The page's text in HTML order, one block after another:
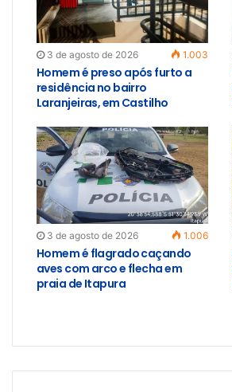
3 de agosto de 2026 1.003
Homem é preso após furto a
residência no bairro
Laranjeiras, em Castilho
3 de agosto de 2026 1.006
Homem é flagrado caçando
aves com arco e flecha em
praia de Itapura